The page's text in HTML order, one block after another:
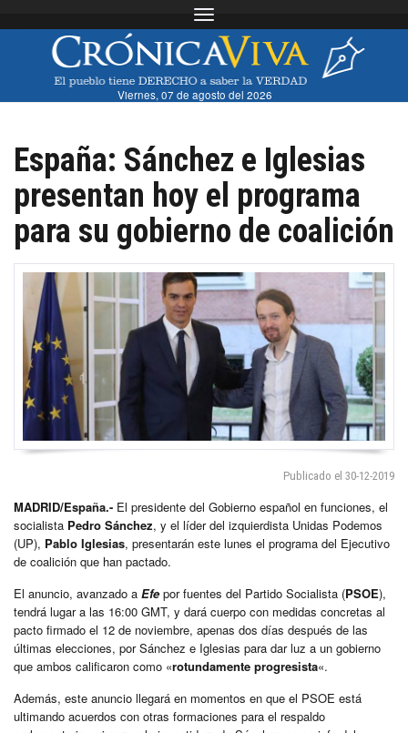
Toggle navigation
Viernes, 07 de agosto del 2026
España: Sánchez e Iglesias
presentan hoy el programa
para su gobierno de coalición
Publicado el 30-12-2019
MADRID/España.- El presidente del Gobierno español en funciones, el
socialista Pedro Sánchez, y el líder del izquierdista Unidas Podemos
(UP), Pablo Iglesias, presentarán este lunes el programa del Ejecutivo
de coalición que han pactado.
El anuncio, avanzado a Efepor fuentes del Partido Socialista (PSOE),
tendrá lugar a las 16:00 GMT, y dará cuerpo con medidas concretas al
pacto firmado el 12 de noviembre, apenas dos días después de las
últimas elecciones, por Sánchez e Iglesias para dar luz a un gobierno
que ambos calificaron como «rotundamente progresista«.
Además, este anuncio llegará en momentos en que el PSOE está
ultimando acuerdos con otras formaciones para el respaldo